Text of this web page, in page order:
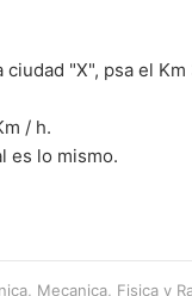
"X", psa el Km
/ h.
es lo mismo.
Mecanica, Fisica y